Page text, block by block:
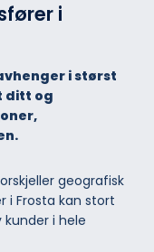
i
i størst
ditt og
geografisk
i Frosta kan stort
i hele